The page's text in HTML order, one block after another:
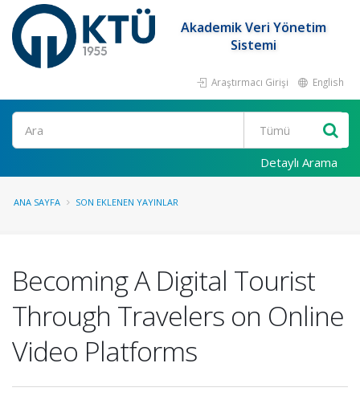
Akademik Veri Yönetim
Sistemi
Araştırmacı Girişi English
Ara
Detaylı Arama
ANA SAYFA SON EKLENEN YAYINLAR
Becoming A Digital Tourist
Through Travelers on Online
Video Platforms